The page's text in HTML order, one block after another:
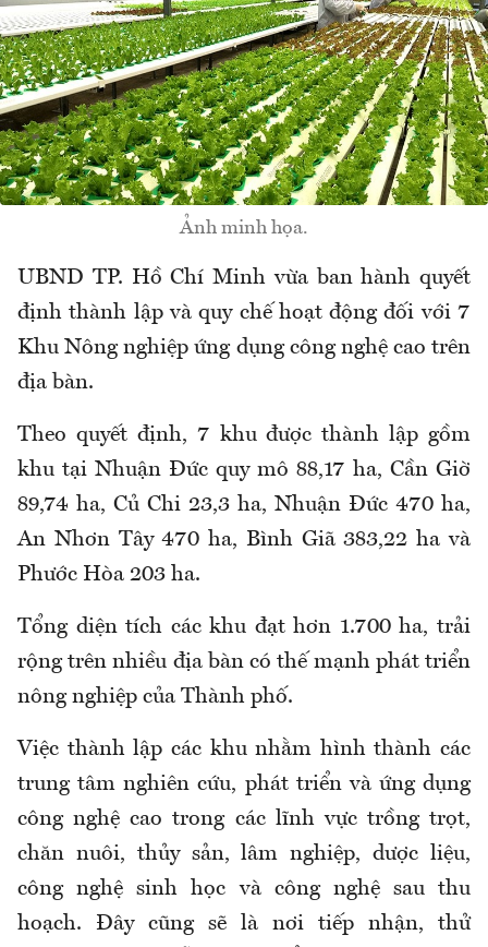
Ảnh minh họa.
UBND TP. Hồ Chí Minh vừa ban hành quyết
định thành lập và quy chế hoạt động đối với 7
Khu Nông nghiệp ứng dụng công nghệ cao trên
địa bàn.
Theo quyết định, 7 khu được thành lập gồm
khu tại Nhuận Đức quy mô 88,17 ha, Cần Giờ
89,74 ha, Củ Chi 23,3 ha, Nhuận Đức 470 ha,
An Nhơn Tây 470 ha, Bình Giã 383,22 ha và
Phước Hòa 203 ha.
Tổng diện tích các khu đạt hơn 1.700 ha, trải
rộng trên nhiều địa bàn có thế mạnh phát triển
nông nghiệp của Thành phố.
Việc thành lập các khu nhằm hình thành các
trung tâm nghiên cứu, phát triển và ứng dụng
công nghệ cao trong các lĩnh vực trồng trọt,
chăn nuôi, thủy sản, lâm nghiệp, dược liệu,
công nghệ sinh học và công nghệ sau thu
hoạch. Đây cũng sẽ là nơi tiếp nhận, thử